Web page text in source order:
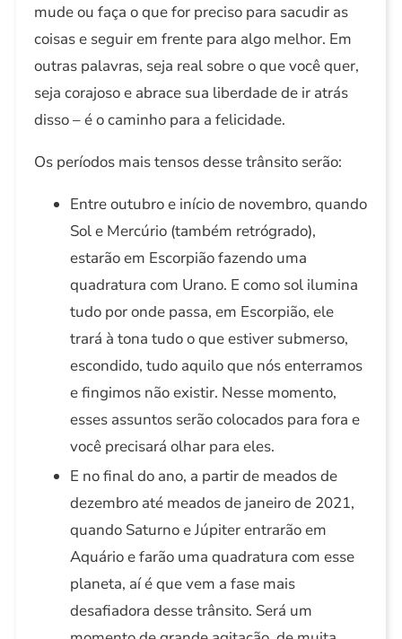
mude ou faça o que for preciso para sacudir as
coisas e seguir em frente para algo melhor. Em
outras palavras, seja real sobre o que você quer,
seja corajoso e abrace sua liberdade de ir atrás
disso – é o caminho para a felicidade.
Os períodos mais tensos desse trânsito serão:
Entre outubro e início de novembro, quando
Sol e Mercúrio (também retrógrado),
estarão em Escorpião fazendo uma
quadratura com Urano. E como sol ilumina
tudo por onde passa, em Escorpião, ele
trará à tona tudo o que estiver submerso,
escondido, tudo aquilo que nós enterramos
e fingimos não existir. Nesse momento,
esses assuntos serão colocados para fora e
você precisará olhar para eles.
E no final do ano, a partir de meados de
dezembro até meados de janeiro de 2021,
quando Saturno e Júpiter entrarão em
Aquário e farão uma quadratura com esse
planeta, aí é que vem a fase mais
desafiadora desse trânsito. Será um